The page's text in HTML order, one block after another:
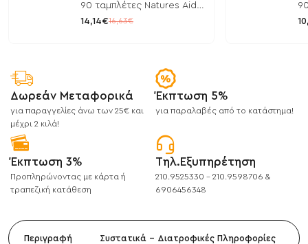
90 ταμπλέτες Natures Aid
/ Μέταλλα
14,14€16,63€
/
Δωρεάν Μεταφορικά
για παραγγελίες άνω των 25€ και
μέχρι 2 κιλά!
Έκπτωση 5%
για παραλαβές από το κατάστημα!
Έκπτωση 3%
Προπληρώνοντας με κάρτα ή
τραπεζική κατάθεση
Τηλ.Εξυπηρέτηση
210.9525330 - 210.9598706 &
6906456348
Περιγραφή Συστατικά - Διατροφικές Πληροφορίες